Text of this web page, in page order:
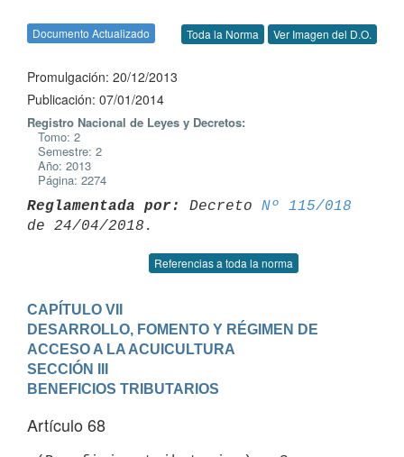
Documento Actualizado Toda la Norma Ver Imagen del D.O.
Promulgación: 20/12/2013
Publicación: 07/01/2014
Registro Nacional de Leyes y Decretos:
Tomo: 2
Semestre: 2
Año: 2013
Página: 2274
Reglamentada por: Decreto Nº 115/018
Referencias a toda la norma
CAPÍTULO VII
DESARROLLO, FOMENTO Y RÉGIMEN DE
ACCESO A LA ACUICULTURA
SECCIÓN III
BENEFICIOS TRIBUTARIOS
Artículo 68